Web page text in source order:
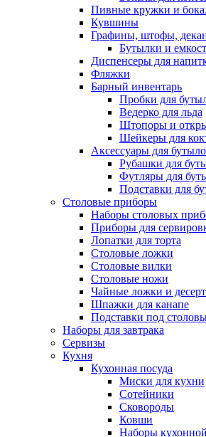
Пивные кружки и
Кувшины
Графины, штофы,
Бутылки и
Диспенсеры для
Фляжки
Барный инвентарь
Пробки для
Ведерко для льда
Штопоры и
Шейкеры для
Аксессуары для
Рубашки для
Футляры для
Подставки для
Столовые приборы
Наборы столовых
Приборы для
Лопатки для торта
Столовые ложки
Столовые вилки
Столовые ножи
Чайные ложки и
Шпажки для канапе
Подставки под
Наборы для завтрака
Сервизы
Кухня
Кухонная посуда
Миски для кухни
Сотейники
Сковороды
Ковши
Наборы